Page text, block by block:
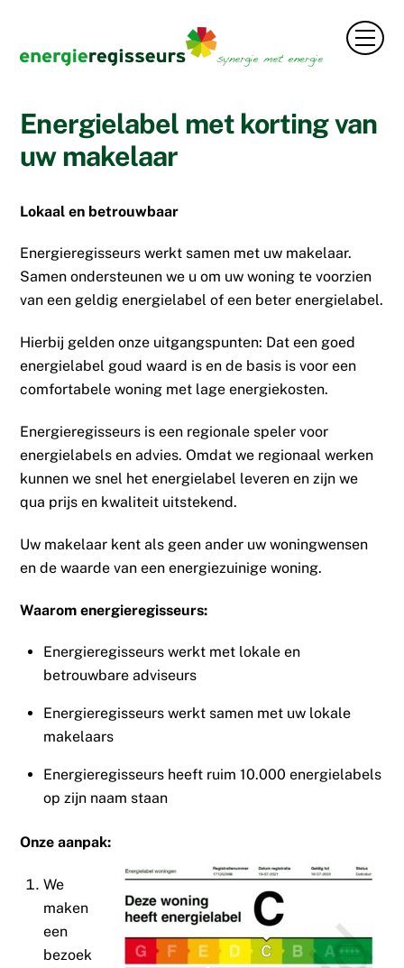
content
Energielabel met korting van
uw makelaar
Lokaal en betrouwbaar
Energieregisseurs werkt samen met uw makelaar.
Samen ondersteunen we u om uw woning te voorzien
van een geldig energielabel of een beter energielabel.
Hierbij gelden onze uitgangspunten: Dat een goed
energielabel goud waard is en de basis is voor een
comfortabele woning met lage energiekosten.
Energieregisseurs is een regionale speler voor
energielabels en advies. Omdat we regionaal werken
kunnen we snel het energielabel leveren en zijn we
qua prijs en kwaliteit uitstekend.
Uw makelaar kent als geen ander uw woningwensen
en de waarde van een energiezuinige woning.
Waarom energieregisseurs:
Energieregisseurs werkt met lokale en
betrouwbare adviseurs
Energieregisseurs werkt samen met uw lokale
makelaars
Energieregisseurs heeft ruim 10.000 energielabels
op zijn naam staan
Onze aanpak:
We
maken
een
bezoek